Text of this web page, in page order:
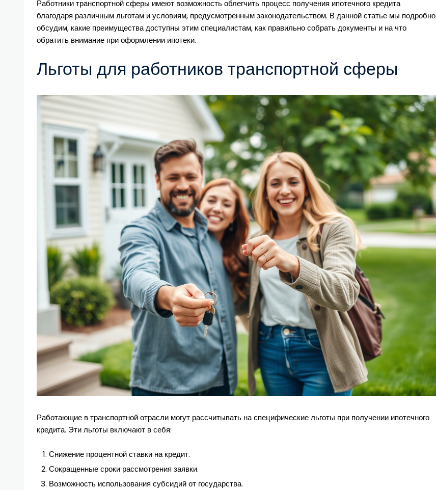
Жилья:
Льготы
Условия
Работники транспортной сферы имеют возможность облегчить процесс получения ипотечного кредита
благодаря различным льготам и условиям, предусмотренным законодательством. В данной статье мы подробно
обсудим, какие преимущества доступны этим специалистам, как правильно собрать документы и на что
обратить внимание при оформлении ипотеки.
Льготы для работников транспортной сферы
Работающие в транспортной отрасли могут рассчитывать на специфические льготы при получении ипотечного
кредита. Эти льготы включают в себя:
Снижение процентной ставки на кредит.
Сокращенные сроки рассмотрения заявки.
Возможность использования субсидий от государства.